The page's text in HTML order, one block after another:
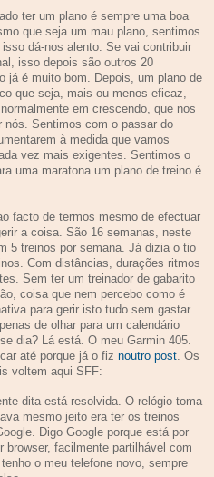
ter um plano é sempre uma boa
que seja um mau plano, sentimos
dá-nos alento. Se vai contribuir
isso depois são outros 20
já é muito bom. Depois, um plano de
que seja, mais ou menos eficaz,
em crescendo, que nos
nós. Sentimos com o passar do
à medida que vamos
vez mais exigentes. Sentimos o
uma maratona um plano de treino é
facto de termos mesmo de efectuar
a coisa. São 16 semanas, neste
5 treinos por semana. Já dizia o tio
Com distâncias, durações ritmos
Sem ter um treinador de gabarito
coisa que nem percebo como é
para gerir isto tudo sem gastar
de olhar para um calendário
dia? Lá está. O meu Garmin 405.
até porque já o fiz noutro post. Os
voltem aqui SFF:
dita está resolvida. O relógio toma
mesmo jeito era ter os treinos
Digo Google porque está por
facilmente partilhável com
o meu telefone novo, sempre